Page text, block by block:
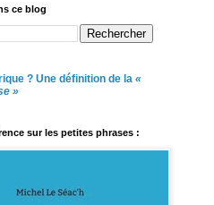
ce blog
? Une définition de la «
»
sur les petites phrases :